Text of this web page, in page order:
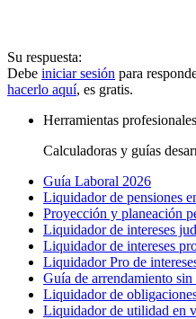
Su respuesta:
Debe iniciar sesión para
hacerlo aquí, es gratis.
Herramientas profesionales
Calculadoras y guías
Guía Laboral 2026
Liquidador de pensiones
Proyección y planeación
Liquidador de intereses
Liquidador de intereses
Liquidador Pro de
Guía de arrendamiento sin
Liquidador de
Liquidador de utilidad en